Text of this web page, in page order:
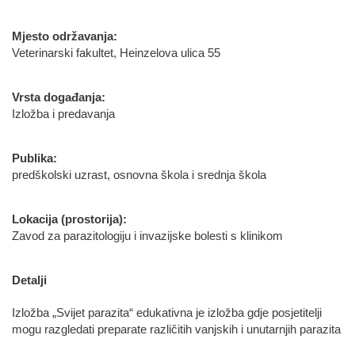
Mjesto održavanja:
Veterinarski fakultet, Heinzelova ulica 55
Vrsta događanja:
Izložba i predavanja
Publika:
predškolski uzrast, osnovna škola i srednja škola
Lokacija (prostorija):
Zavod za parazitologiju i invazijske bolesti s klinikom
Detalji
Izložba „Svijet parazita“ edukativna je izložba gdje posjetitelji
mogu razgledati preparate različitih vanjskih i unutarnjih parazita